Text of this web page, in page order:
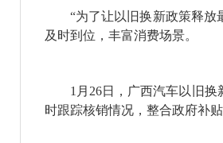
“为了让以旧换新政策释放最
及时到位，丰富消费场景。
1月26日，广西汽车以旧换新
时跟踪核销情况，整合政府补